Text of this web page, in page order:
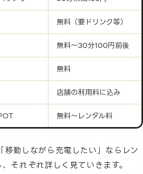
無料（要ドリンク等）
無料〜30分100円前後
無料
店舗の利用料に込み
無料〜レンタル料
移動しながら充電したい」ならレン
それぞれ詳しく見ていきます。